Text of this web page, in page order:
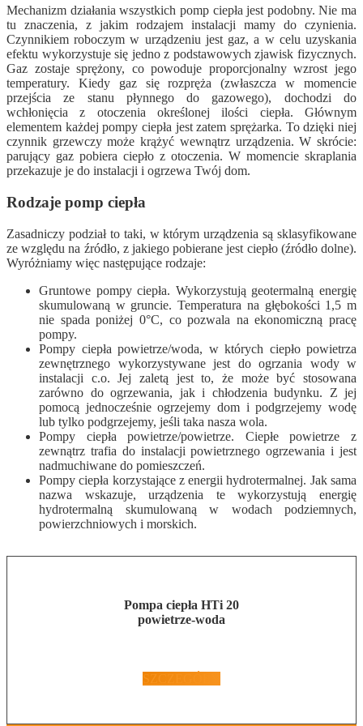
Mechanizm działania wszystkich pomp ciepła jest podobny. Nie ma
tu znaczenia, z jakim rodzajem instalacji mamy do czynienia.
Czynnikiem roboczym w urządzeniu jest gaz, a w celu uzyskania
efektu wykorzystuje się jedno z podstawowych zjawisk fizycznych.
Gaz zostaje sprężony, co powoduje proporcjonalny wzrost jego
temperatury. Kiedy gaz się rozpręża (zwłaszcza w momencie
przejścia ze stanu płynnego do gazowego), dochodzi do
wchłonięcia z otoczenia określonej ilości ciepła. Głównym
elementem każdej pompy ciepła jest zatem sprężarka. To dzięki niej
czynnik grzewczy może krążyć wewnątrz urządzenia. W skrócie:
parujący gaz pobiera ciepło z otoczenia. W momencie skraplania
przekazuje je do instalacji i ogrzewa Twój dom.
Rodzaje pomp ciepła
Zasadniczy podział to taki, w którym urządzenia są sklasyfikowane
ze względu na źródło, z jakiego pobierane jest ciepło (źródło dolne).
Wyróżniamy więc następujące rodzaje:
Gruntowe pompy ciepła. Wykorzystują geotermalną energię
skumulowaną w gruncie. Temperatura na głębokości 1,5 m
nie spada poniżej 0°C, co pozwala na ekonomiczną pracę
pompy.
Pompy ciepła powietrze/woda, w których ciepło powietrza
zewnętrznego wykorzystywane jest do ogrzania wody w
instalacji c.o. Jej zaletą jest to, że może być stosowana
zarówno do ogrzewania, jak i chłodzenia budynku. Z jej
pomocą jednocześnie ogrzejemy dom i podgrzejemy wodę
lub tylko podgrzejemy, jeśli taka nasza wola.
Pompy ciepła powietrze/powietrze. Ciepłe powietrze z
zewnątrz trafia do instalacji powietrznego ogrzewania i jest
nadmuchiwane do pomieszczeń.
Pompy ciepła korzystające z energii hydrotermalnej. Jak sama
nazwa wskazuje, urządzenia te wykorzystują energię
hydrotermalną skumulowaną w wodach podziemnych,
powierzchniowych i morskich.
Pompa ciepła HTi 20
powietrze-woda